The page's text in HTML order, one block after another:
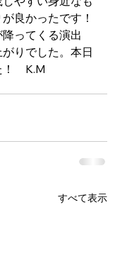
良かったです！
ってくる演出
りでした。本日
　K.M
すべて表示